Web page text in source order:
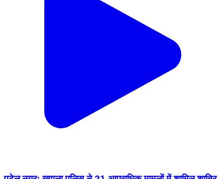
पटेल नगर: ख्याला पुलिस ने 21 आपराधिक मामलों में शामिल शातिर